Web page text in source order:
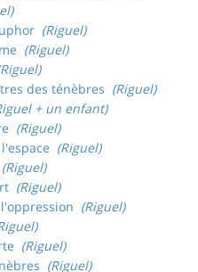
(Riguel)
(Riguel)
des ténèbres (Riguel)
+ un enfant)
(Riguel)
(Riguel)
(Riguel)
(Riguel)
(Riguel)
(Riguel)
(Riguel)